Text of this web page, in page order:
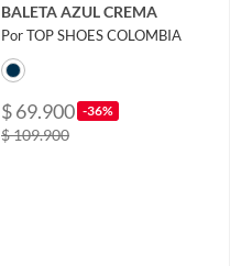
BALETA AZUL CREMA
Por TOP SHOES COLOMBIA
$ 69.900 -36%
$ 109.900